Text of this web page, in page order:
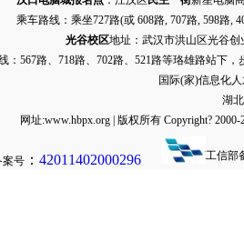
乘车路线：乘坐727路(或 608路, 707路, 598路,
光谷校区地址：武汉市洪山区光谷创
：567路、718路、702路、521路等珞雄路站下
国际(家)信息化
湖
网址:www.hbpx.org | 版权所有 Copyright?
案号 ： 42011402000296 工信部